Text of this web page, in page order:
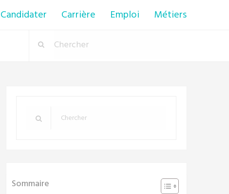
Candidater Carrière Emploi Métiers
Sommaire